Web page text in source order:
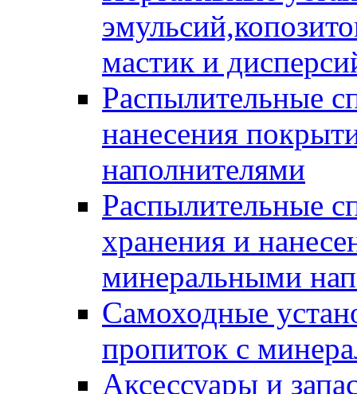
мастик и
Распылительные
нанесения
наполнителями
Распылительные
хранения и
минеральными
Самоходные
пропиток с
Аксессуары и